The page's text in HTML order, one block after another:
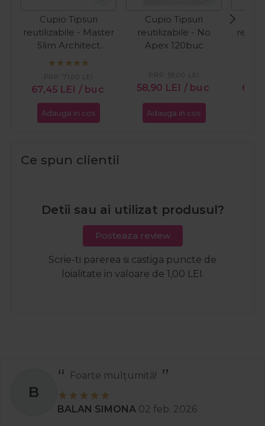
Cupio Tipsuri
reutilizabile - Master
Slim Architect
240buc
67,45 LEI / buc
PRP: 71,00 LEI
Adauga in cos
Cupio Tipsuri
reutilizabile - No
Apex 120buc
58,90 LEI / buc
PRP: 59,00 LEI
Adauga in cos
Ce spun clientii
Detii sau ai utilizat produsul?
Posteaza review
Scrie-ti parerea si castiga puncte de
loialitate in valoare de 1,00 LEI.
B
Foarte mulțumită!
BALAN SIMONA 02 feb. 2026